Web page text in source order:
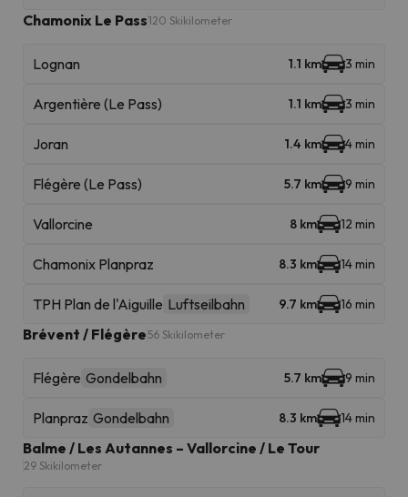
Chamonix Le Pass120 Skikilometer
Lognan 1.1 km 3 min
Argentière (Le Pass) 1.1 km 3 min
Joran 1.4 km 4 min
Flégère (Le Pass) 5.7 km 9 min
Vallorcine 8 km 12 min
Chamonix Planpraz 8.3 km 14 min
TPH Plan de l'Aiguille Luftseilbahn 9.7 km 16 min
Brévent / Flégère 56 Skikilometer
Flégère Gondelbahn 5.7 km 9 min
Planpraz Gondelbahn 8.3 km 14 min
Balme / Les Autannes – Vallorcine / Le Tour
29 Skikilometer